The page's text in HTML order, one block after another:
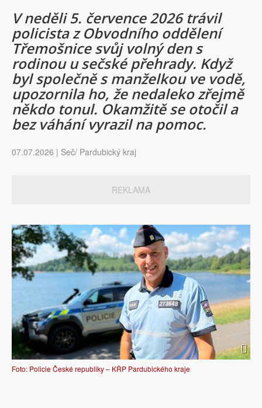
V neděli 5. července 2026 trávil
policista z Obvodního oddělení
Třemošnice svůj volný den s
rodinou u sečské přehrady. Když
byl společně s manželkou ve vodě,
upozornila ho, že nedaleko zřejmě
někdo tonul. Okamžitě se otočil a
bez váhání vyrazil na pomoc.
07.07.2026 | Seč/ Pardubický kraj
REKLAMA
Foto: Policie České republiky – KŘP Pardubického kraje